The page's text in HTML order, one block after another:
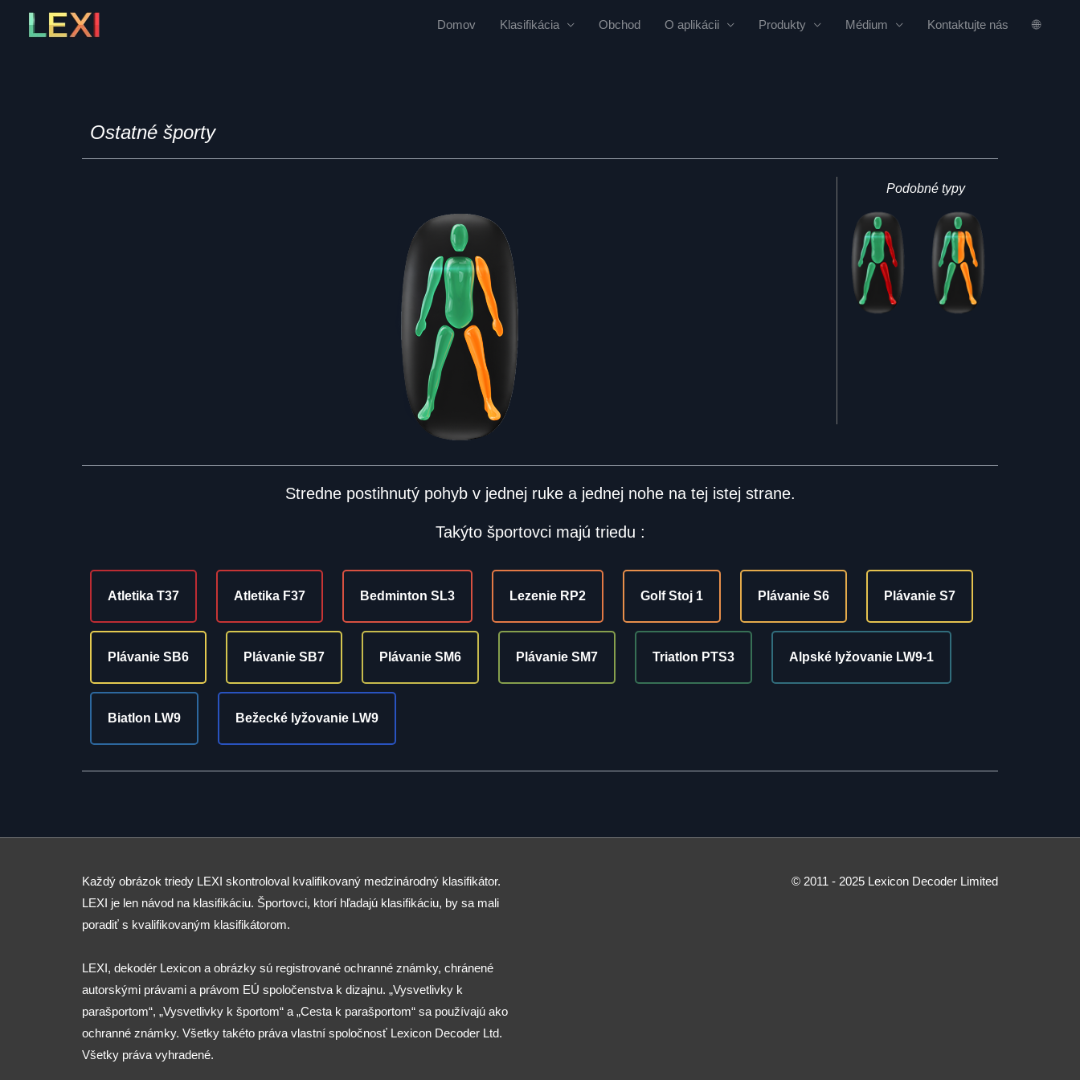
Domov Klasifikácia Obchod O aplikácii Produkty Médium Kontaktujte nás 🌐
Ostatné športy
Podobné typy
Stredne postihnutý pohyb v jednej ruke a jednej nohe na tej istej strane.
Takýto športovci majú triedu :
Atletika T37 Atletika F37 Bedminton SL3 Lezenie RP2 Golf Stoj 1 Plávanie S6 Plávanie S7
Plávanie SB6 Plávanie SB7 Plávanie SM6 Plávanie SM7 Triatlon PTS3 Alpské lyžovanie LW9-1
Biatlon LW9 Bežecké lyžovanie LW9
Každý obrázok triedy LEXI skontroloval kvalifikovaný medzinárodný klasifikátor.
LEXI je len návod na klasifikáciu. Športovci, ktorí hľadajú klasifikáciu, by sa mali
poradiť s kvalifikovaným klasifikátorom.
LEXI, dekodér Lexicon a obrázky sú registrované ochranné známky, chránené
autorskými právami a právom EÚ spoločenstva k dizajnu. „Vysvetlivky k
parašportom“, „Vysvetlivky k športom“ a „Cesta k parašportom“ sa používajú ako
ochranné známky. Všetky takéto práva vlastní spoločnosť Lexicon Decoder Ltd.
Všetky práva vyhradené.
© 2011 - 2025 Lexicon Decoder Limited